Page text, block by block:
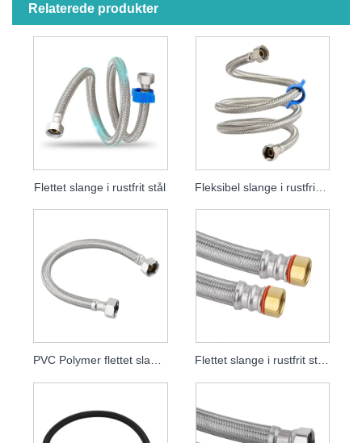
Relaterede produkter
Flettet slange i rustfrit stål
PVC Polymer flettet slange Flettet slange i rustfrit stål til køkken